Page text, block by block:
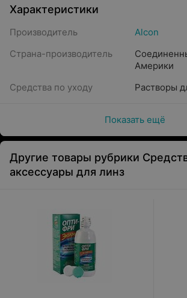
Характеристики
Производитель
Alcon
Страна-производитель
Америки
Средства по уходу
Растворы
Показать ещё
Другие товары рубрики
аксессуары для линз